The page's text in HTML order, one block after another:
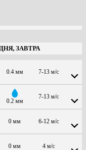
ЗАВТРА
0.4 мм 7-13 м/с
0.2 мм
7-13 м/с
0 мм 6-12 м/с
0 мм 4 м/с